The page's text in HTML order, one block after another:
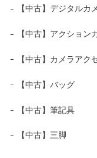
【中古】デジタルカ
【中古】アクション
【中古】カメラアク
【中古】バッグ
【中古】筆記具
【中古】三脚